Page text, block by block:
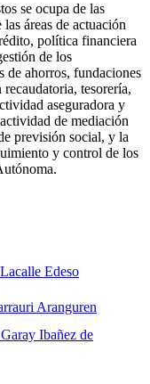
se ocupa de las
áreas de actuación
política financiera
de los
de ahorros, fundaciones
tesorería,
aseguradora y
de mediación
previsión social, y la
y control de los
Edeso
Aranguren
Ibañez de